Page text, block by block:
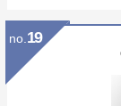
no. 19